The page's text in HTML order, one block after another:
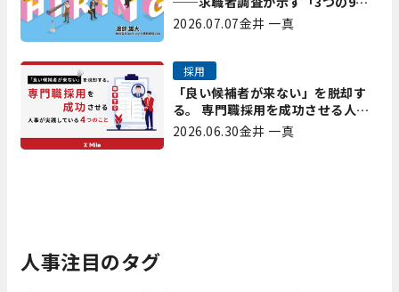
割」と、採用担当が今すべき準備
2026.07.07金井 一真
「良い候補者が来ない」を脱却す
る。 専門職採用を成功させる人事
が実践している4つのこと
採用
2026.06.30金井 一真
人事注目のタグ